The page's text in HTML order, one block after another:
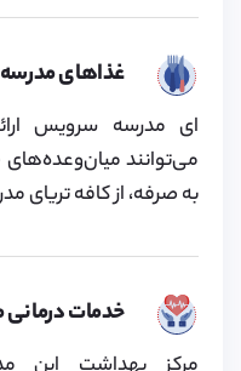
غذاهای مدرسه
ای مدرسه سرویس
می‌توانند
به صرفه، از کافه تریای
خدمات